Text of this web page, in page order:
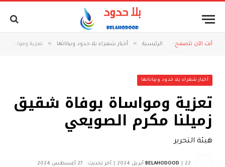
أنت الآن تتصفح: الرئيسية » أخبار شعراء بلا حدود وبياناتها » تعزية ومواساة بوفاة شقيق زميلنا مكرم الصويعي
أخبار شعراء بلا حدود وبياناتها
تعزية ومواساة بوفاة شقيق
زميلنا مكرم الصويعي
هيئة التحرير
BELAHODOOD 22 أبريل 2024 آخر تحديث: 27 أغسطس 2024